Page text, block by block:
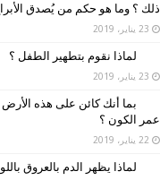
ذلك ؟ وما هو حكم من يُصدق
23 يناير، 2019
لماذا نقوم بتطهير الطفل ؟
23 يناير، 2019
بما أنك كائن على هذه
عمر الكون ؟
22 يناير، 2019
لماذا يظهر الدم بالعروق